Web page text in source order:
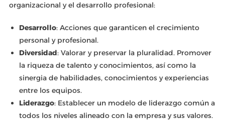
organizacional y el desarrollo profesional:
Desarrollo: Acciones que garanticen el crecimiento
personal y profesional.
Diversidad: Valorar y preservar la pluralidad. Promover
la riqueza de talento y conocimientos, así como la
sinergia de habilidades, conocimientos y experiencias
entre los equipos.
Liderazgo: Establecer un modelo de liderazgo común a
todos los niveles alineado con la empresa y sus valores.